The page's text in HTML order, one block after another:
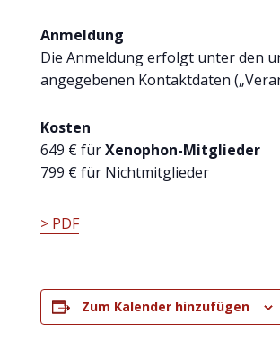
Anmeldung
Die Anmeldung erfolgt unter den
angegebenen Kontaktdaten
Kosten
649 € fürXenophon-Mitglieder
799 € für Nichtmitglieder
> PDF
Zum Kalender hinzufügen